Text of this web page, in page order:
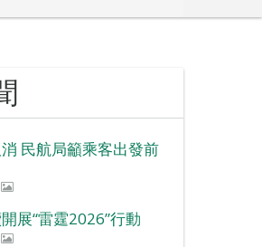
民航局籲乘客出發前
展“雷霆2026”行動